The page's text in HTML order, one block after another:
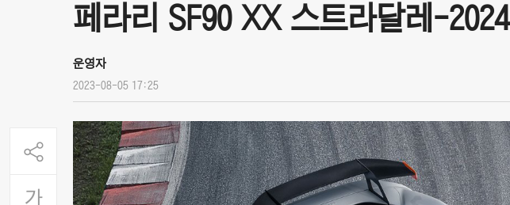
페라리 SF90 XX 스트라달레-2024
운영자
2023-08-05 17:25